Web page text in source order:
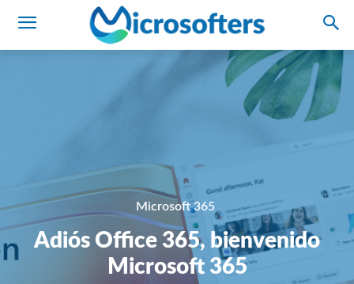
Microsoft 365
Adiós Office 365, bienvenido
Microsoft 365